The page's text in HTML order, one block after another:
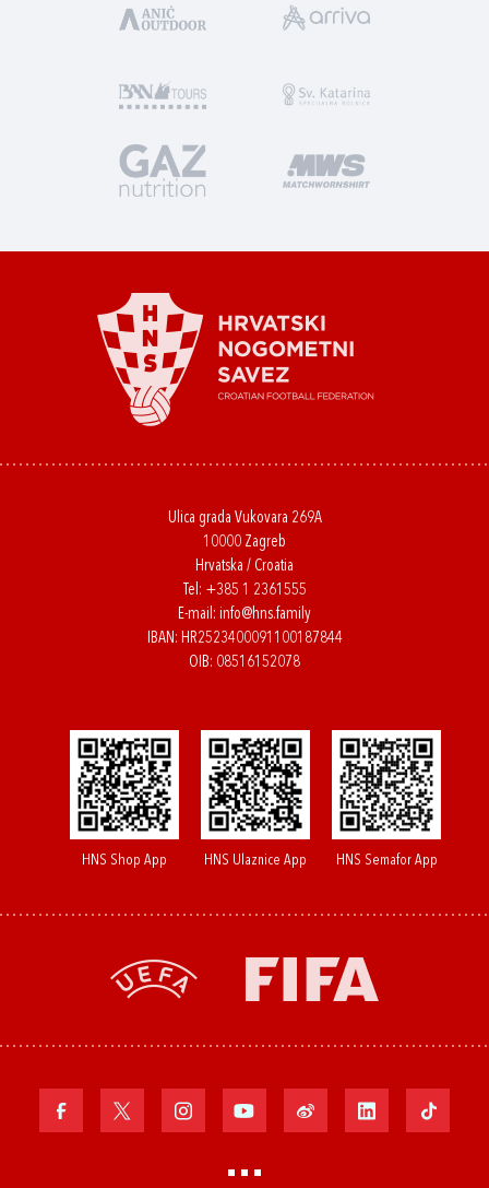
Ulica grada Vukovara 269A
10000 Zagreb
Hrvatska / Croatia
Tel: +385 1 2361555
E-mail: info@hns.family
IBAN: HR2523400091100187844
OIB: 08516152078
HNS Shop App HNS Ulaznice App HNS Semafor App